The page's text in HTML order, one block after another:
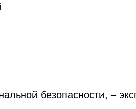
безопасности, –